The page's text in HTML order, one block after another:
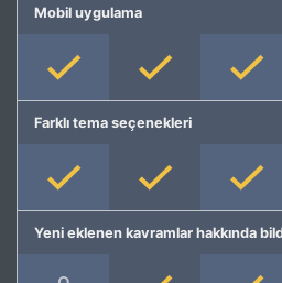
Mobil uygulama
Farklı tema seçenekleri
Yeni eklenen kavramlar hakkında